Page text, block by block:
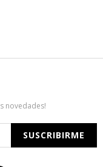
novedades!
SUSCRIBIRME